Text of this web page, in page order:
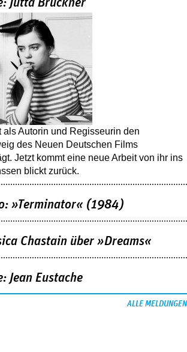
Jutta Brückner
als Autorin und Regisseurin den
des Neuen Deutschen Films
Jetzt kommt eine neue Arbeit von ihr ins
blickt zurück.
»Terminator« (1984)
Chastain über »Dreams«
Jean Eustache
ALLE MELDUNGEN